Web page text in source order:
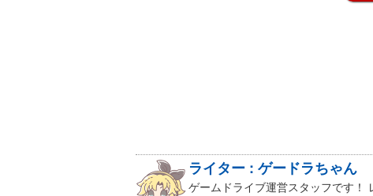
ライター : ゲードラちゃん
ゲームドライブ運営スタッフです！